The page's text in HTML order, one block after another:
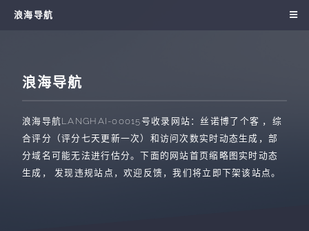
浪海导航
浪海导航
浪海导航LANGHAI-00015号收录网站： 丝诺博了个客 ，综
合评分（评分七天更新一次）和访问次数实时动态生成，部
分域名可能无法进行估分。下面的网站首页缩略图实时动态
生成， 发现违规站点，欢迎反馈，我们将立即下架该站点。